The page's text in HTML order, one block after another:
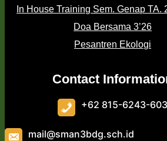
In House Training Sem. Genap TA.
Doa Bersama 3’26
Pesantren Ekologi
Contact
+62 815-6243-603
mail@sman3bdg.sch.id